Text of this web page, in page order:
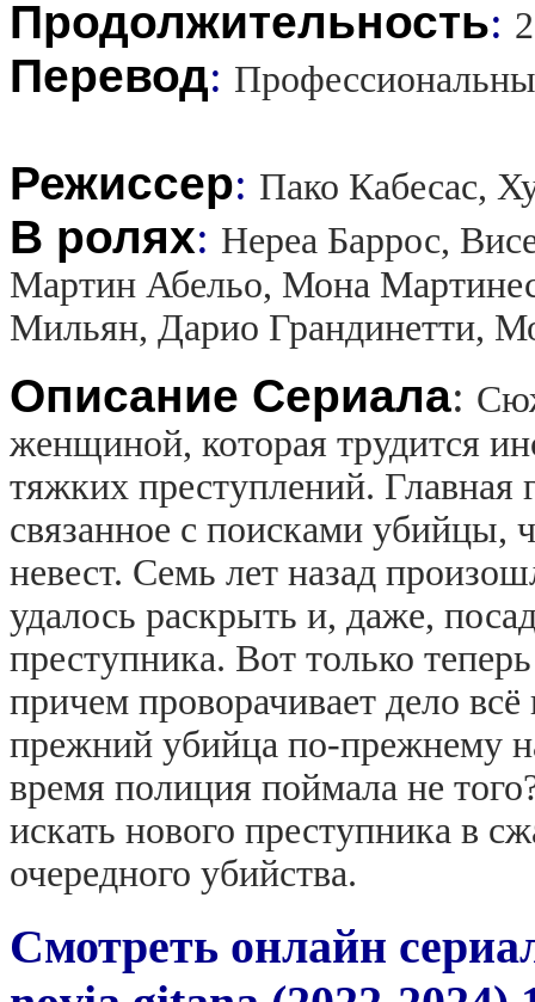
Продолжительность:
Перевод:
Режиссер: Пако Кабесас,
В ролях: Нереа Баррос,
Мартин Абельо, Мона
Мильян, Дарио Грандинетти,
Описание Сериала:
женщиной, которая трудится
тяжких преступлений. Главная
связанное с поисками убийцы,
невест. Семь лет назад
удалось раскрыть и, даже,
преступника. Вот только
причем проворачивает дело
прежний убийца по-прежнему
время полиция поймала не
искать нового преступника в
очередного убийства.
Смотреть онлайн